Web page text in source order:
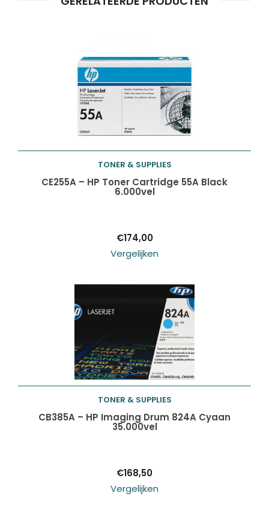
Toevoegen aan
TONER & SUPPLIES
CE255A – HP Toner Cartridge 55A Black
6.000vel
€174,00
Vergelijken
Toevoegen aan
TONER & SUPPLIES
CB385A – HP Imaging Drum 824A Cyaan
35.000vel
€168,50
Vergelijken